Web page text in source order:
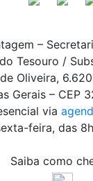
–
Tesouro /
Oliveira,
Gerais – CEP
via
feira, das
Saiba como